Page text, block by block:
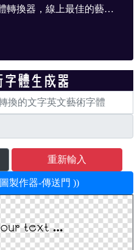
，線上最佳的藝術轉換網站
重新輸入
製作器-傳送門 ))